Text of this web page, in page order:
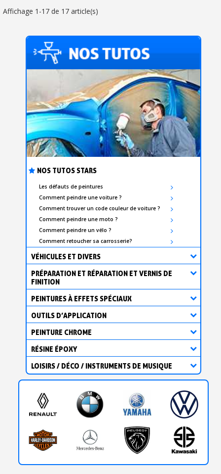
NOS TUTOS STARS
Les défauts de peintures
Comment peindre une voiture ?
Comment trouver un code couleur de voiture ?
Comment peindre une moto ?
Comment peindre un vélo ?
Comment retoucher sa carrosserie?
VÉHICULES ET DIVERS
PRÉPARATION ET RÉPARATION ET VERNIS DE
FINITION
PEINTURES À EFFETS SPÉCIAUX
OUTILS D’APPLICATION
PEINTURE CHROME
RÉSINE ÉPOXY
LOISIRS / DÉCO / INSTRUMENTS DE MUSIQUE
Affichage 1-17 de 17 article(s)